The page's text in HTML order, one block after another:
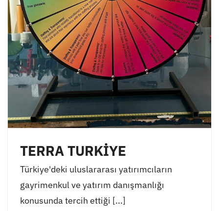
TERRA TURKİYE
Türkiye'deki uluslararası yatırımcıların
gayrimenkul ve yatırım danışmanlığı
konusunda tercih ettiği [...]